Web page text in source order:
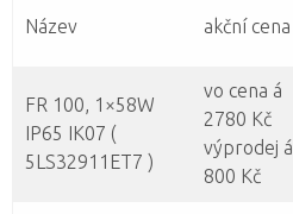
Název akční cena
FR 100, 1×58W
IP65 IK07 (
5LS32911ET7 )
vo cena á
2780 Kč
výprodej á
800 Kč